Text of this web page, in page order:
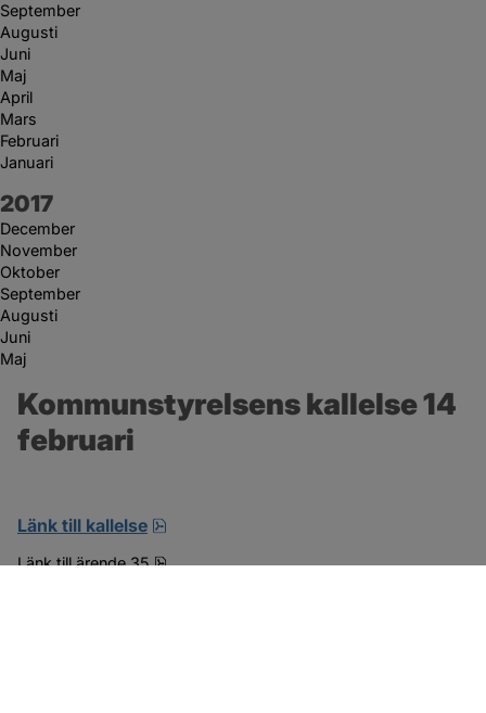
September
Augusti
Juni
Maj
April
Mars
Februari
Januari
År:
2017
December
November
Oktober
September
Augusti
Juni
Maj
Kommunstyrelsens kallelse 14
februari
Länk till kallelse
Länk till ärende 35 pdf, 15.6 MB.